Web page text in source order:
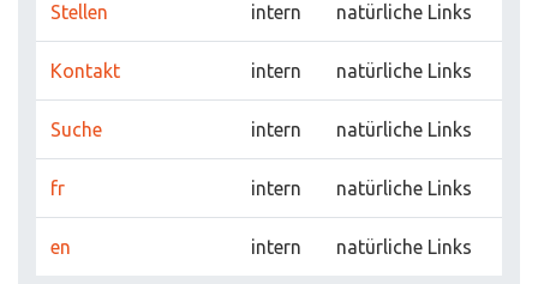
Stellen intern natürliche Links
Kontakt intern natürliche Links
Suche intern natürliche Links
fr intern natürliche Links
en intern natürliche Links